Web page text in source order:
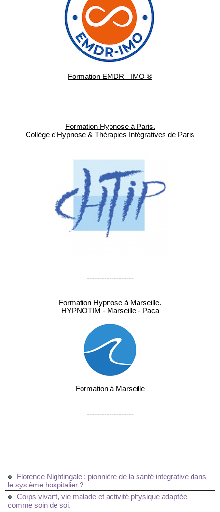
Formation EMDR - IMO ®
-------------------
Formation Hypnose à Paris.
Collège d'Hypnose & Thérapies Intégratives de Paris
-------------------
Formation Hypnose à Marseille.
HYPNOTIM - Marseille - Paca
Formation à Marseille
-------------------
Florence Nightingale : pionnière de la santé intégrative dans
le système hospitalier ?
Corps vivant, vie malade et activité physique adaptée
comme soin de soi.